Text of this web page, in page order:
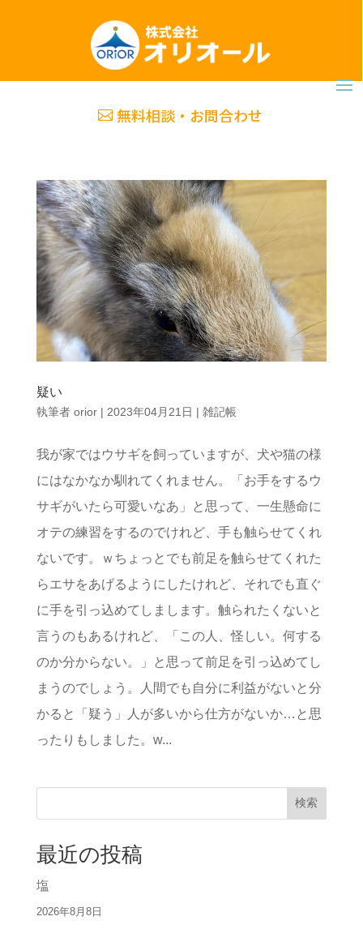
無料相談・お問合わせ
疑い
執筆者 orior| 2023年04月21日 | 雑記帳
我が家ではウサギを飼っていますが、犬や猫の様
にはなかなか馴れてくれません。「お手をするウ
サギがいたら可愛いなあ」と思って、一生懸命に
オテの練習をするのでけれど、手も触らせてくれ
ないです。ｗちょっとでも前足を触らせてくれた
らエサをあげるようにしたけれど、それでも直ぐ
に手を引っ込めてしまします。触られたくないと
言うのもあるけれど、「この人、怪しい。何する
のか分からない。」と思って前足を引っ込めてし
まうのでしょう。人間でも自分に利益がないと分
かると「疑う」人が多いから仕方がないか…と思
ったりもしました。w...
検索
最近の投稿
塩
2026年8月8日